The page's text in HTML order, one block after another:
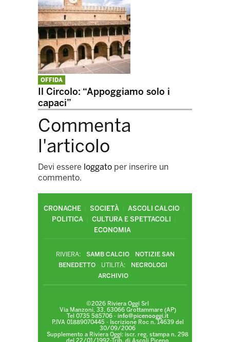
OFFIDA
Il Circolo: “Appoggiamo solo i
capaci”
Commenta
l'articolo
Devi essere loggato per inserire un
commento.
CRONACHE SOCIETÀ
ASCOLI CALCIO
POLITICA
CULTURA E SPETTACOLI
ECONOMIA
RIVIERA: SAMB CALCIO
NOTIZIE SAN
BENEDETTO
UTILITÀ:
NECROLOGI
ARCHIVIO
©2026 Riviera Oggi Srl
Via Manzoni, 33, 63066 Grottammare (AP)
Tel 0735 585706 - info@picenooggi.it
P.IVA 01889070445 - Iscrizione Roc n. 14639 del
30/09/2006
Supplemento a Riviera Oggi: iscr. reg. stampa n. 298